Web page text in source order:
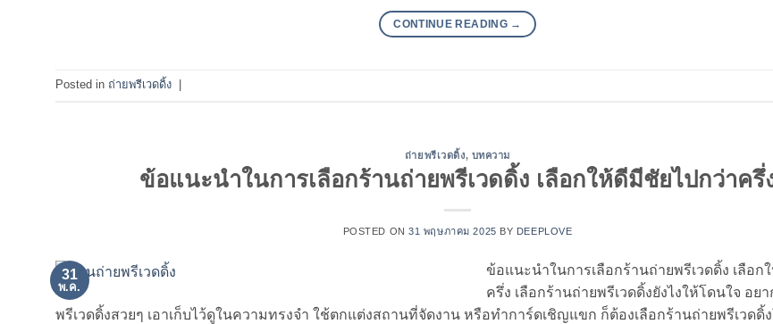
CONTINUE READING →
Posted in ถ่ายพรีเวดดิ้ง
ถ่ายพรีเวดดิ้ง, บทความ
ข้อแนะนำในการเลือกร้านถ่ายพรีเวดดิ้ง เลือกให้ดีมีชัยไปกว่าครึ่
POSTED ON31 พฤษภาคม 2025 BY DEEPLOVE
31
พ.ค.
ข้อแนะนำในการเลือกร้านถ่ายพรีเวดดิ้ง เลือก
ครึ่ง เลือกร้านถ่ายพรีเวดดิ้งยังไงให้โดนใจ อย
พรีเวดดิ้งสวยๆ เอาเก็บไว้ดูในความทรงจำ ใช้ตกแต่งสถานที่จัดงาน หรือทำการ์ดเชิญแขก ก็ต้องเลือกร้านถ่ายพรีเวดดิ้